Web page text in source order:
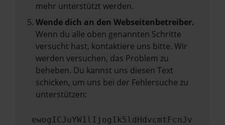
mehr unterstützt werden.
Wende dich an den Webseitenbetreiber.
Wenn du alle oben genannten Schritte
versucht hast, kontaktiere uns bitte. Wir
werden versuchen, das Problem zu
beheben. Du kannst uns diesen Text
schicken, um uns bei der Fehlersuche zu
unterstützen:
ewogICJuYW1lIjogIk5ldHdvcmtFcnJv